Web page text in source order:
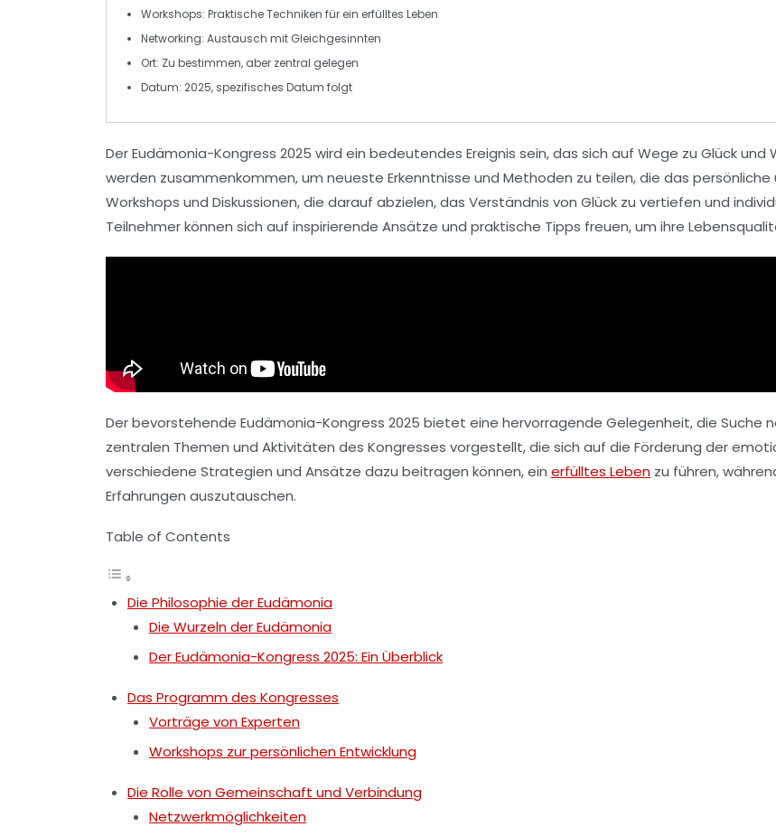
Workshops: Praktische Techniken für ein erfülltes Leben
Networking: Austausch mit Gleichgesinnten
Ort: Zu bestimmen, aber zentral gelegen
Datum: 2025, spezifisches Datum folgt
DerEudämonia-Kongress 2025 wird ein bedeutendes Ereignis sein, das sich auf Wege zu Glück und
werden zusammenkommen, um neueste Erkenntnisse und Methoden zu teilen, die das
Workshops und Diskussionen, die darauf abzielen, das Verständnis von Glück zu vertiefen und
Teilnehmer können sich auf inspirierende Ansätze und praktische Tipps freuen, um ihre
Der bevorstehende Eudämonia-Kongress 2025 bietet eine hervorragende Gelegenheit, die Suche
zentralen Themen und Aktivitäten des Kongresses vorgestellt, die sich auf die Förderung der
verschiedene Strategien und Ansätze dazu beitragen können, ein erfülltes Leben zu führen,
Erfahrungen auszutauschen.
Table of Contents
Die Philosophie der Eudämonia
Die Wurzeln der Eudämonia
Der Eudämonia-Kongress 2025: Ein Überblick
Das Programm des Kongresses
Vorträge von Experten
Workshops zur persönlichen Entwicklung
Die Rolle von Gemeinschaft und Verbindung
Netzwerkmöglichkeiten